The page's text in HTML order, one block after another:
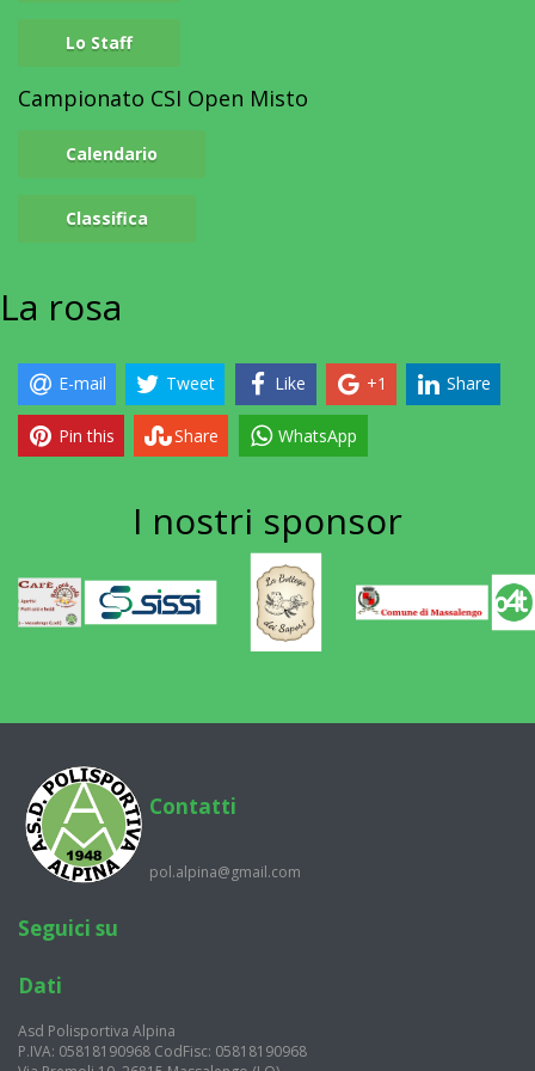
Lo Staff
Campionato CSI Open Misto
Calendario
Classifica
La rosa
E-mail Tweet Like +1 Share
Pin this Share WhatsApp
I nostri sponsor
Contatti
pol.alpina@gmail.com
Seguici su
Dati
Asd Polisportiva Alpina
P.IVA: 05818190968 CodFisc: 05818190968